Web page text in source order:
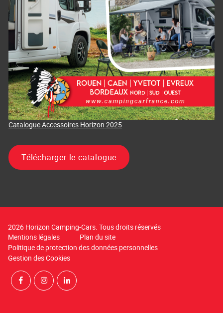
Catalogue Accessoires Horizon 2025
Télécharger le catalogue
2026 Horizon Camping-Cars. Tous droits réservés
Mentions légales
Plan du site
Politique de protection des données personnelles
Gestion des Cookies